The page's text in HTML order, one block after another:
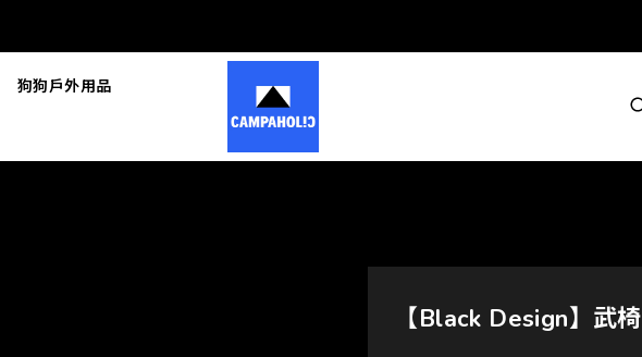
狗狗戶外用品
【Black Design】武椅